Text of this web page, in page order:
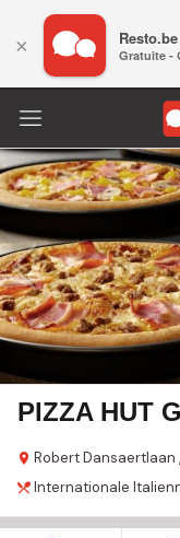
PIZZA HUT
Robert Dansaertlaan
Internationale
× Resto.be
Gratuite -